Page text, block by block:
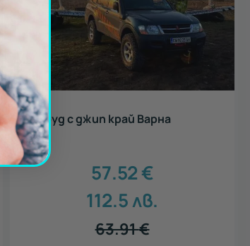
Офроуд с джип край Варна
57.52€
112.5лв.
63.91€